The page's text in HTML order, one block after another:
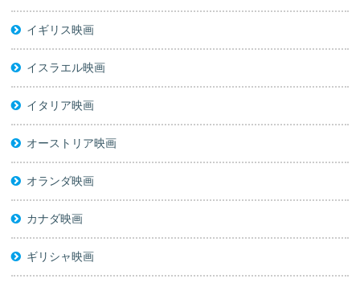
イギリス映画
イスラエル映画
イタリア映画
オーストリア映画
オランダ映画
カナダ映画
ギリシャ映画